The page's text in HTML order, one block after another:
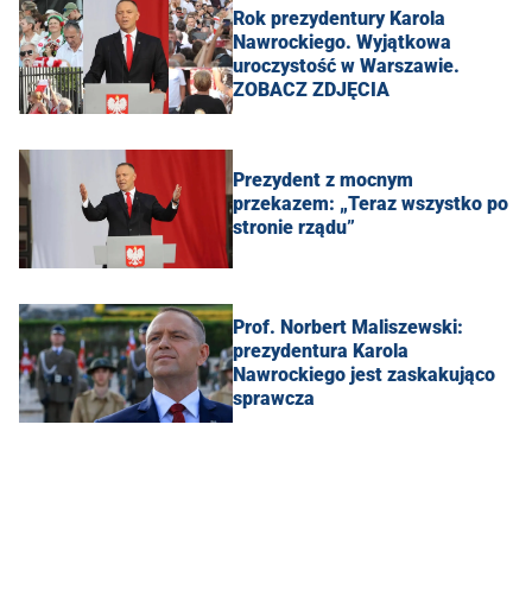
Rok prezydentury Karola
Nawrockiego. Wyjątkowa
uroczystość w Warszawie.
ZOBACZ ZDJĘCIA
Prezydent z mocnym
przekazem: „Teraz wszystko po
stronie rządu”
Prof. Norbert Maliszewski:
prezydentura Karola
Nawrockiego jest zaskakująco
sprawcza